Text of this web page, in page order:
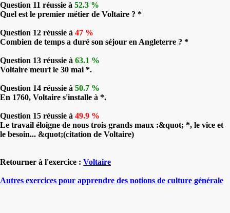
Question 11 réussie à 52.3 %
Quel est le premier métier de Voltaire ? *
Question 12 réussie à 47 %
Combien de temps a duré son séjour en Angleterre ? *
Question 13 réussie à 63.1 %
Voltaire meurt le 30 mai *.
Question 14 réussie à 50.7 %
En 1760, Voltaire s'installe à *.
Question 15 réussie à 49.9 %
Le travail éloigne de nous trois grands maux :&quot; *, le vice et
le besoin... &quot;(citation de Voltaire)
Retourner à l'exercice : Voltaire
Autres exercices pour apprendre des notions de culture générale